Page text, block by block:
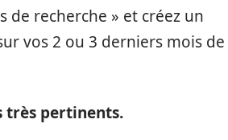
de recherche » et créez un
vos 2 ou 3 derniers mois de
très pertinents.